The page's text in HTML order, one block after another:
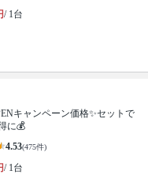
/ 1台
キャンペーン価格✨セットで
に💰
4.53(475件)
/ 1台